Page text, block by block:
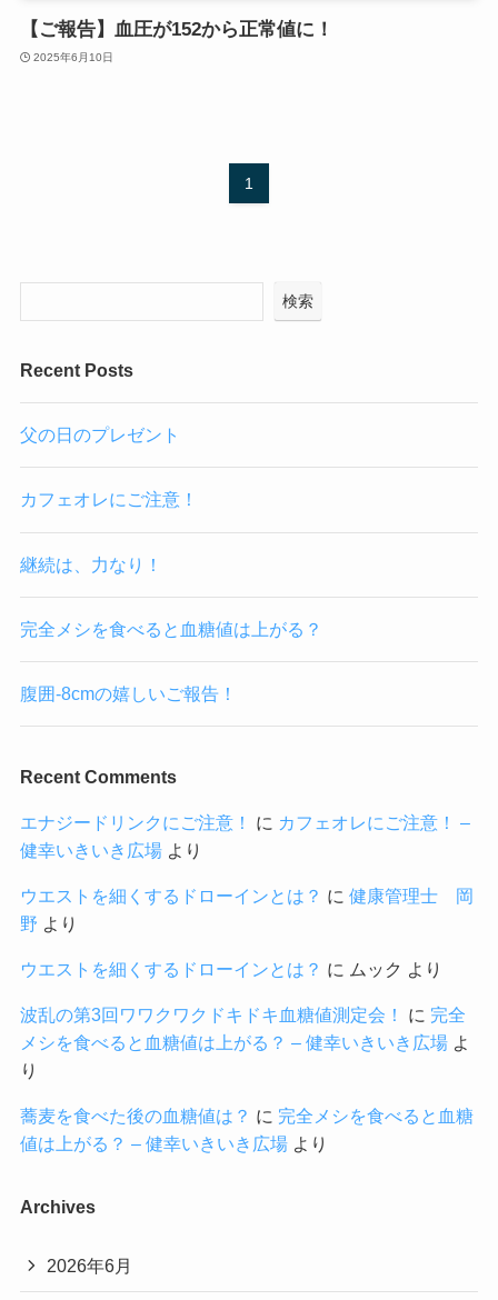
【ご報告】血圧が152から正常値に！
2025年6月10日
1
検索
Recent Posts
父の日のプレゼント
カフェオレにご注意！
継続は、力なり！
完全メシを食べると血糖値は上がる？
腹囲-8cmの嬉しいご報告！
Recent Comments
エナジードリンクにご注意！ に カフェオレにご注意！ –
健幸いきいき広場より
ウエストを細くするドローインとは？ に 健康管理士 岡
野 より
ウエストを細くするドローインとは？ に ムック より
波乱の第3回ワワクワクドキドキ血糖値測定会！ に 完全
メシを食べると血糖値は上がる？ – 健幸いきいき広場よ
り
蕎麦を食べた後の血糖値は？ に 完全メシを食べると血糖
値は上がる？ – 健幸いきいき広場より
Archives
2026年6月